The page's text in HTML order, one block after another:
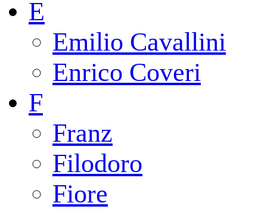
E
Emilio Cavallini
Enrico Coveri
F
Franz
Filodoro
Fiore